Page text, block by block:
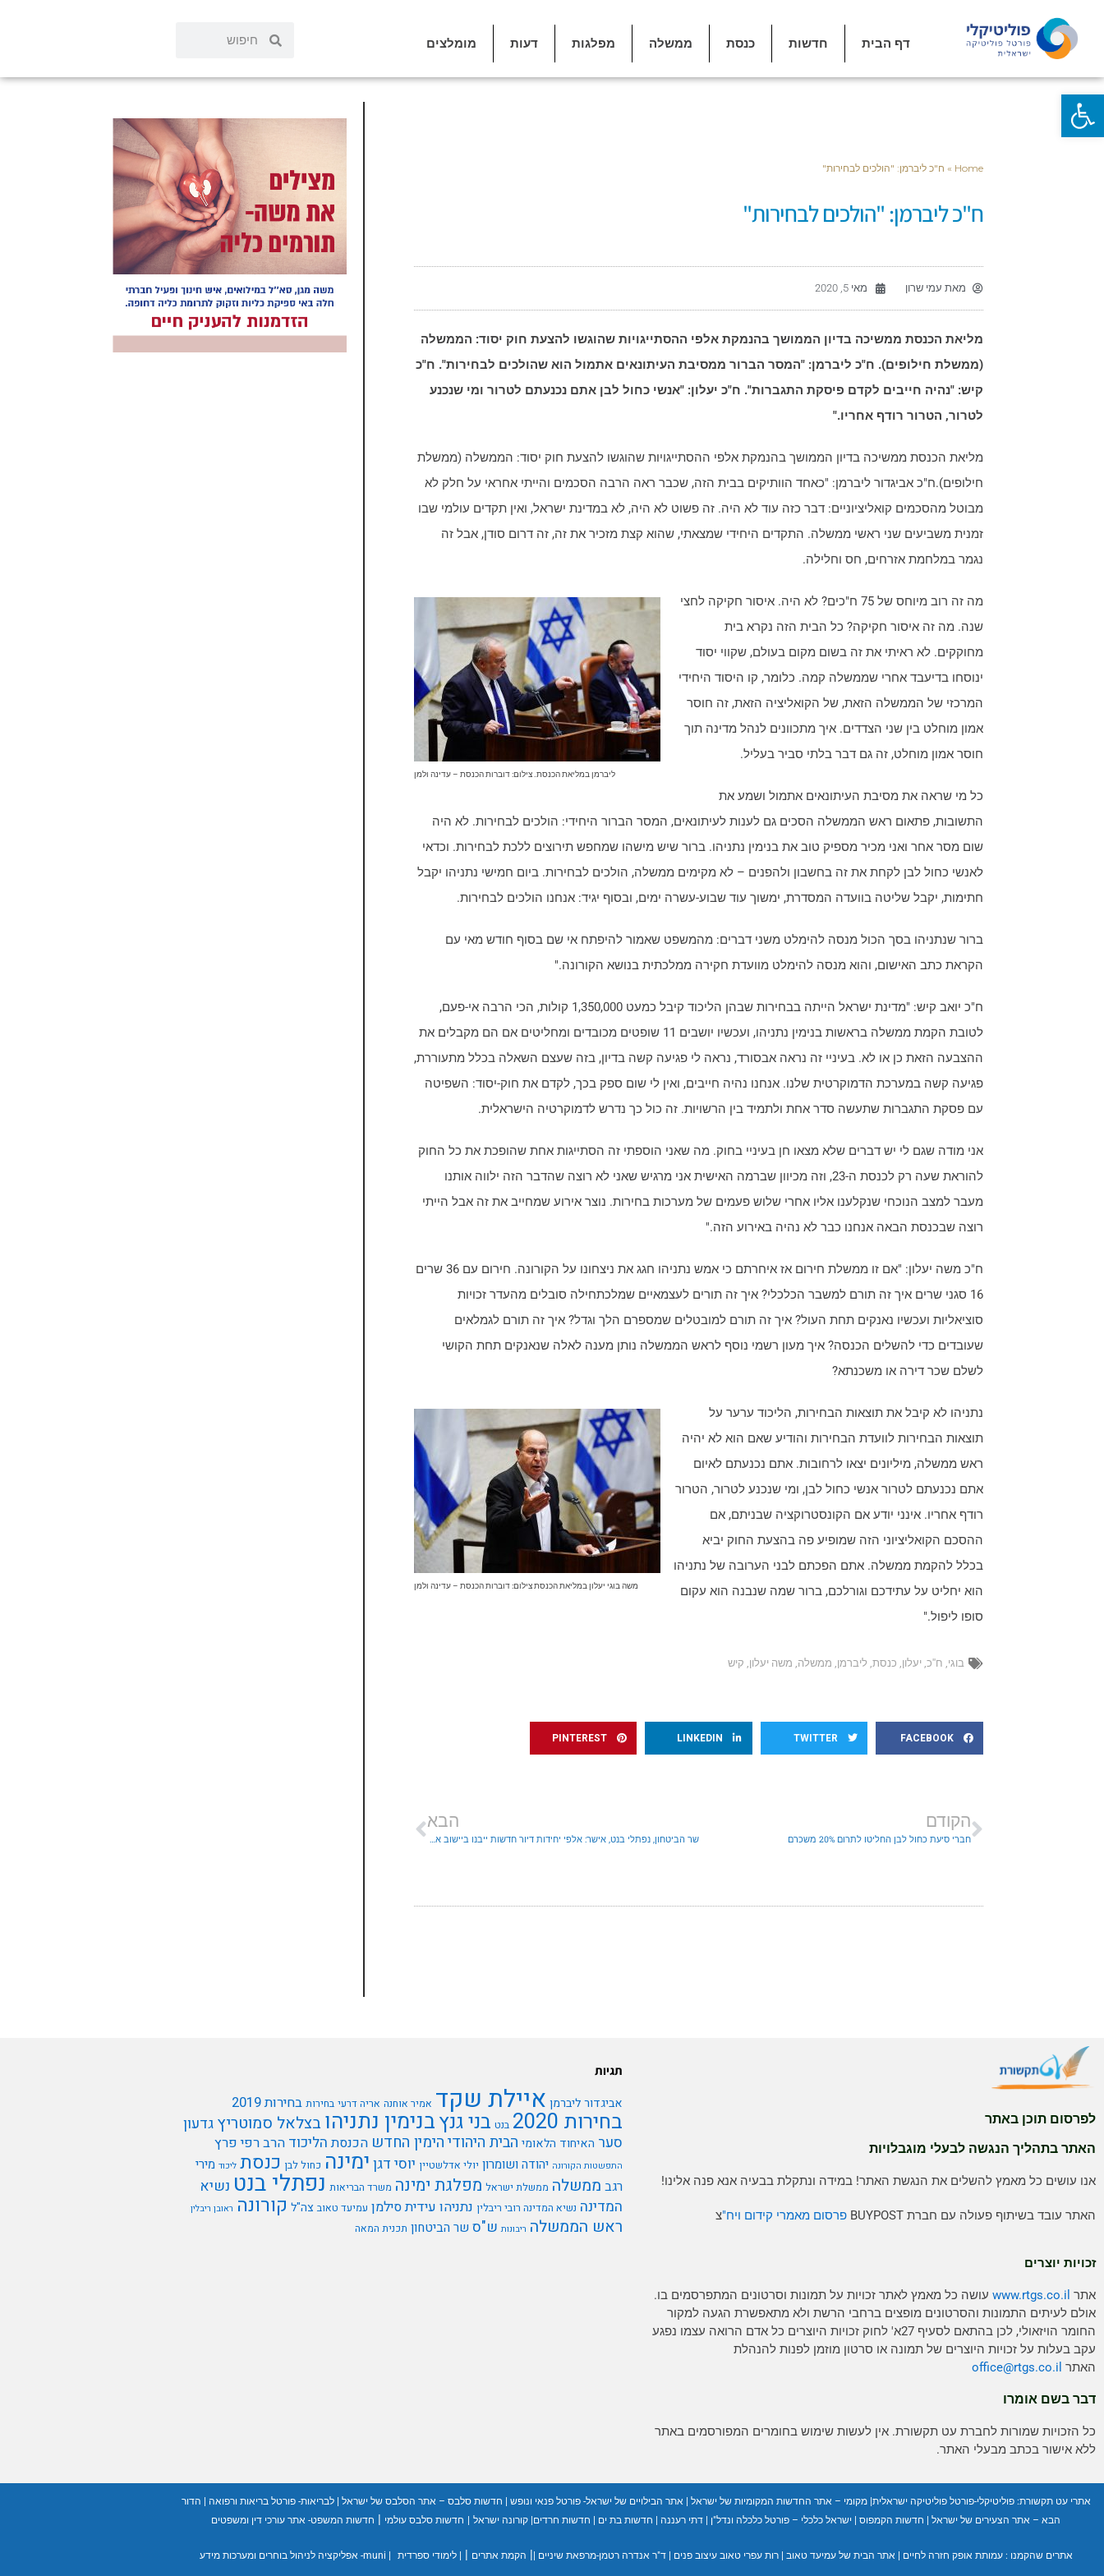
דף הבית חדשות כנסת ממשלה מפלגות דעות מומלצים
Home
» ח"כ ליברמן: "הולכים לבחירות"
ח"כ ליברמן: "הולכים לבחירות"
מאת עמי שרון מאי 5, 2020
מליאת הכנסת ממשיכה בדיון הממושך בהנמקת אלפי ההסתייגויות שהוגשו להצעת חוק יסוד: הממשלה
(ממשלת חילופים). ח"כ ליברמן: "המסר הברור ממסיבת העיתונאים אתמול הוא שהולכים לבחירות". ח"כ
קיש: "נהיה חייבים לקדם פיסקת התגברות". ח"כ יעלון: "אנשי כחול לבן אתם נכנעתם לטרור ומי שנכנע
לטרור, הטרור רודף אחריו."
מליאת הכנסת ממשיכה בדיון הממושך בהנמקת אלפי ההסתייגויות שהוגשו להצעת חוק יסוד: הממשלה (ממשלת
חילופים).ח"כ אביגדור ליברמן: "כאחד הוותיקים בבית הזה, שכבר ראה הרבה הסכמים והייתי אחראי על חלק לא
מבוטל מהסכמים קואליציוניים: דבר כזה עוד לא היה. זה פשוט לא היה, לא במדינת ישראל, ואין תקדים עולמי שבו
זמנית משביעים שני ראשי ממשלה. התקדים היחידי שמצאתי, שהוא קצת מזכיר את זה, זה דרום סודן, אבל זה
נגמר במלחמת אזרחים, חס וחלילה.
ליברמן במליאת הכנסת. צילום: דוברות הכנסת – עדינה ולמן
מה זה רוב מיוחס של 75 ח"כים? לא היה. איסור חקיקה לחצי
שנה. מה זה איסור חקיקה? כל הבית הזה נקרא בית
מחוקקים. לא ראיתי את זה בשום מקום בעולם, שקווי יסוד
ינוסחו בדיעבד אחרי שממשלה קמה. כלומר, קו היסוד היחידי
המרכזי של הממשלה הזאת, של הקואליציה הזאת, זה חוסר
אמון מוחלט בין שני הצדדים. איך מתכוונים לנהל מדינה תוך
חוסר אמון מוחלט, זה גם דבר בלתי סביר בעליל.
כל מי שראה את מסיבת העיתונאים אתמול ושמע את
התשובות, פתאום ראש הממשלה הסכים גם לענות לעיתונאים, המסר הברור היחידי: הולכים לבחירות. לא היה
שום מסר אחר ואני מכיר מספיק טוב את בנימין נתניהו. ברור שיש מישהו שמחפש תירוצים ללכת לבחירות. וכדאי
לאנשי כחול לבן לקחת את זה בחשבון ולהפנים – לא מקימים ממשלה, הולכים לבחירות. ביום חמישי נתניהו יקבל
חתימות, יקבל שליטה בוועדה המסדרת, ימשוך עוד שבוע-עשרה ימים, ובסוף יגיד: אנחנו הולכים לבחירות.
ברור שנתניהו בסך הכול מנסה להימלט משני דברים: מהמשפט שאמור להיפתח אי שם בסוף חודש מאי עם
הקראת כתב האישום, והוא מנסה להימלט מוועדת חקירה ממלכתית בנושא הקורונה."
ח"כ יואב קיש: "מדינת ישראל הייתה בבחירות שבהן הליכוד קיבל כמעט 1,350,000 קולות, הכי הרבה אי-פעם,
לטובת הקמת ממשלה בראשות בנימין נתניהו, ועכשיו יושבים 11 שופטים מכובדים ומחליטים אם הם מקבלים את
ההצבעה הזאת כן או לא. בעיניי זה נראה אבסורד, נראה לי פגיעה קשה בדיון, בזה שעצם השאלה בכלל מתעוררת,
פגיעה קשה במערכת הדמוקרטית שלנו. אנחנו נהיה חייבים, ואין לי שום ספק בכך, לקדם את חוק-יסוד: השפיטה
עם פסקת התגברות שתעשה סדר אחת ולתמיד בין הרשויות. זה כול כך נדרש לדמוקרטיה הישראלית.
אני מודה שגם לי יש דברים שלא מצאו חן בעיניי בחוק. מה שאני הוספתי זה הסתייגות אחת שהופכת את כל החוק
להוראת שעה רק לכנסת ה-23, וזה מכיוון שברמה האישית אני מרגיש שאני לא רוצה שהדבר הזה ילווה אותנו
מעבר למצב הנוכחי שנקלענו אליו אחרי שלוש פעמים של מערכות בחירות. נוצר אירוע שמחייב את זה אבל הייתי
רוצה שבכנסת הבאה אנחנו כבר לא נהיה באירוע הזה."
ח"כ משה יעלון: "אם זו ממשלת חירום אז איחרתם כי אמש נתניהו חגג את ניצחונו על הקורונה. חירום עם 36 שרים
16 סגני שרים איך זה תורם למשבר הכלכלי? איך זה תורים לעצמאיים שמלכתחילה סובלים מהעדר זכויות
סוציאליות ועכשיו נאנקים תחת העול? איך זה תורם למובטלים שמספרם הלך וגדל? איך זה תורם לגמלאים
שעובדים כדי להשלים הכנסה? איך מעון רשמי נוסף לראש הממשלה נותן מענה לאלה שנאנקים תחת הקושי
לשלם שכר דירה או משכנתא?
משה בוגי יעלון במליאת הכנסת צילום: דוברות הכנסת – עדינה ולמן
נתניהו לא קיבל את תוצאות הבחירות, הליכוד ערער על
תוצאות הבחירות לוועדת הבחירות והודיע שאם הוא לא יהיה
ראש ממשלה, מיליונים יצאו לרחובות. אתם נכנעתם לאיום
אתם נכנעתם לטרור אנשי כחול לבן, ומי שנכנע לטרור, הטרור
רודף אחריו. אינני יודע אם הקונסטרוקציה שבניתם, אם
ההסכם הקואליציוני הזה שמופיע פה בהצעת החוק יביא
בכלל להקמת ממשלה. אתם הפכתם לבני הערובה של נתניהו
הוא יחליט על עתידכם וגורלכם, ברור שמה שנבנה הוא עקום
סופו ליפול."
בוגי, ח''כ, יעלון, כנסת, ליברמן, ממשלה, משה יעלון, קיש
FACEBOOK
TWITTER
LINKEDIN
PINTEREST
הקודם
חברי סיעת כחול לבן החליטו לתרום 20% משכרם
הבא
שר הביטחון, נפתלי בנט, אישר: אלפי יחידות דיור חדשות ייבנו ביישוב אפרת
לפרסום תוכן באתר
האתר בתהליך הנגשה לבעלי מוגבלויות
אנו עושים כל מאמץ להשלים את הנגשת האתר! במידה ונתקלת בבעיה אנא פנה אלינו!
האתר עובד בשיתוף פעולה עם חברת BUYPOST פרסום מאמרי קידום ויח"צ
זכויות יוצרים
אתר www.rtgs.co.il עושה כל מאמץ לאתר זכויות על תמונות וסרטונים המתפרסמים בו.
אולם לעיתים התמונות והסרטונים מופצים ברחבי הרשת ולא מתאפשרת הגעה למקור
החומר הויזאולי, לכן בהתאם לסעיף 27א' לחוק זכויות היוצרים כל אדם הרואה עצמו נפגע
עקב בעלות על זכויות היוצרים של תמונה או סרטון מוזמן לפנות להנהלת
האתר
office@rtgs.co.il
דבר בשם אומרו
כל הזכויות שמורות לחברת עט תקשורת. אין לעשות שימוש בחומרים המפורסמים באתר
ללא אישור בכתב מבעלי האתר.
תגיות
אביגדור ליברמן איילת שקד אמיר אוחנה אריה דרעי בחירות בחירות 2019
בחירות 2020 בנט בני גנץבנימין נתניהובצלאל סמוטריץ גדעון
סער האיחוד הלאומי הבית היהודיהימין החדש הכנסת הליכוד הרב רפי פרץ
התפשטות הקורונה יהודה ושומרון יולי אדלשטיין יוסי דגן ימינה כחול לבן כנסת ליכוד מירי
רגב ממשלה ממשלת ישראל מפלגת ימינה משרד הבריאות נפתלי בנט נשיא
המדינה נשיא המדינה רובי ריבלין נתניהו עידית סילמן עמיעד טאוב צה"ל קורונה ראובן ריבלין
ראש הממשלה ריבונות ש"ס שר הביטחון תכנית המאה
אתרי עט תקשורת:פוליטיקלי-פורטל פוליטיקה ישראלית |מקומי – אתר החדשות המקומיות של ישראל אתר הבילויים של ישראל- פורטל פנאי ונופש חדשות סלבס – אתר הסלבס של ישראל |לבריאות- פורטל בריאות ורפואה
הדור
הבא – אתר הצעירים של ישראל
חדשות הקמפוס ישראל כלכלי – פורטל כלכלה ונדל"ן דתי רעננה חדשות בת ים חדשות חרדים קורונה ישראל חדשות סלבס עולמי | חדשות המשפט- אתר עורכי דין ומשפטים
אתרים שהקמנו :עמותת אופק חזרה לחיים אתר הבית של עמיעד טאוב |רות עפרי טאוב עיצוב פנים |ד"ר אנדרה רטמן-מרפאת שיניים | הקמת אתרים |
|לימודי ספרדית muni- אפליקציה לניהול בוחרים ומערכות מידע
פתח סרגל נגישות